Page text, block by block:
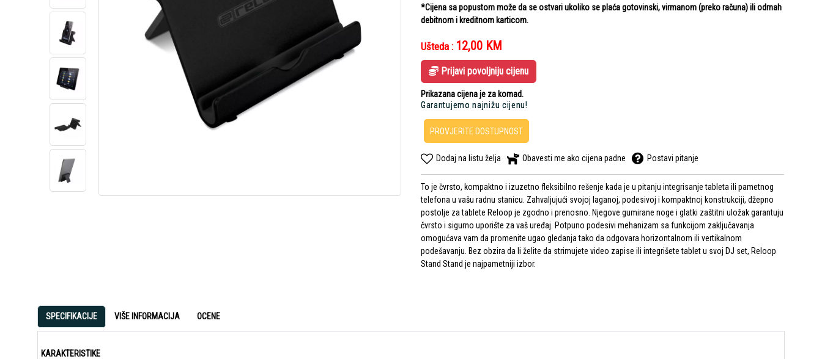
*Cijena sa popustom može da se ostvari ukoliko se plaća gotovinski, virmanom (preko računa) ili odmah
debitnom i kreditnom karticom.
Ušteda : 12,00 KM
Prijavi povoljniju cijenu
Prikazana cijena je za komad.
Garantujemo najnižu cijenu!
PROVJERITE DOSTUPNOST
Dodaj na listu želja Obavesti me ako cijena padne Postavi pitanje
To je čvrsto, kompaktno i izuzetno fleksibilno rešenje kada je u pitanju integrisanje tableta ili pametnog
telefona u vašu radnu stanicu. Zahvaljujući svojoj laganoj, podesivoj i kompaktnoj konstrukciji, džepno
postolje za tablete Reloop je zgodno i prenosno. Njegove gumirane noge i glatki zaštitni uložak garantuju
čvrsto i sigurno uporište za vaš uređaj. Potpuno podesivi mehanizam sa funkcijom zaključavanja
omogućava vam da promenite ugao gledanja tako da odgovara horizontalnom ili vertikalnom
podešavanju. Bez obzira da li želite da strimujete video zapise ili integrišete tablet u svoj DJ set, Reloop
Stand Stand je najpametniji izbor.
SPECIFIKACIJE VIŠE INFORMACIJA OCENE
KARAKTERISTIKE